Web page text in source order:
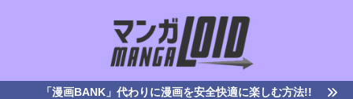
「漫画BANK」代わりに漫画を安全快適に楽しむ方法!!